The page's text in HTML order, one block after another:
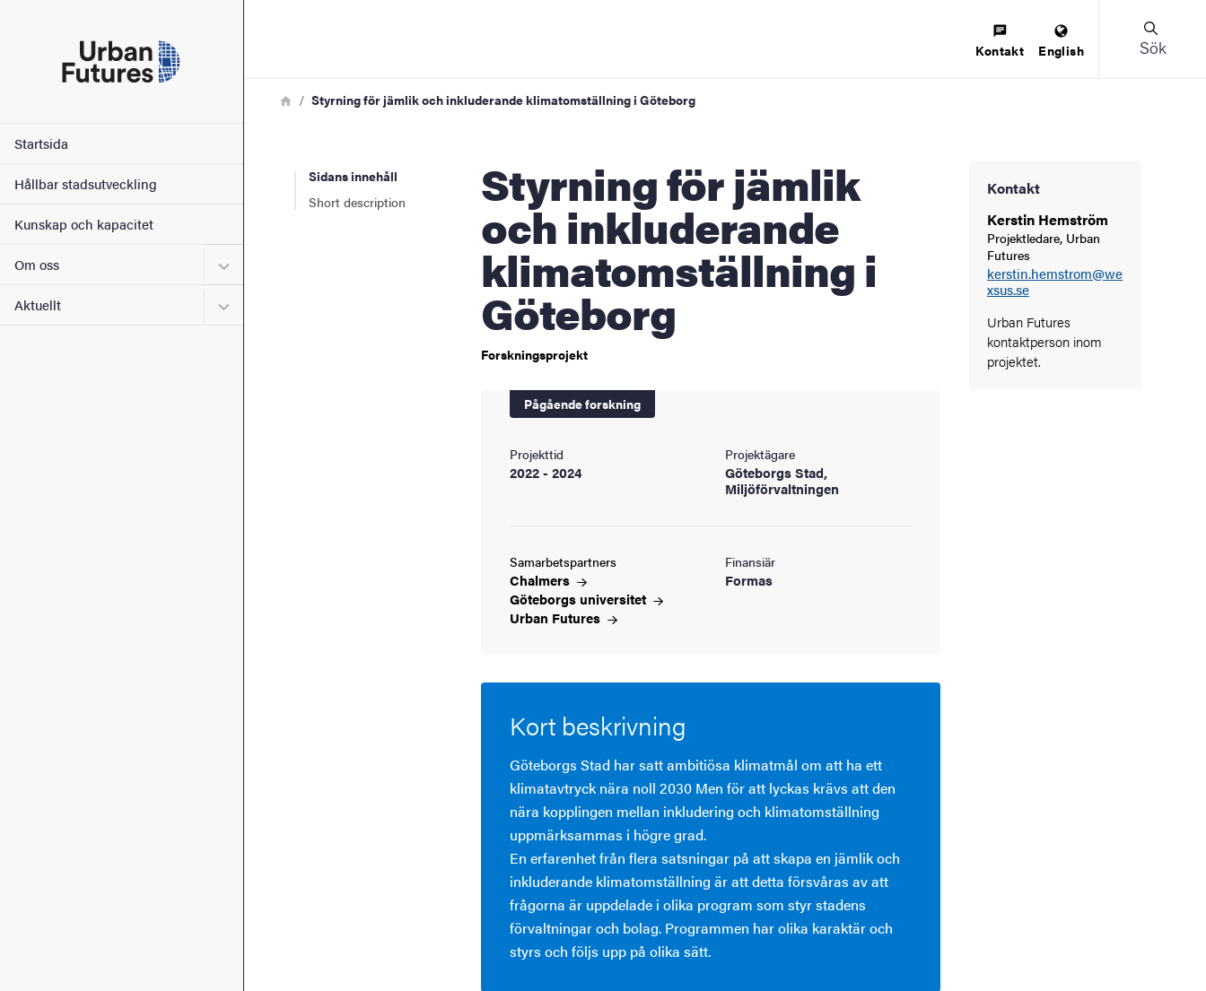
Sidfoten
Om webbplatsen
Huvudmeny
Startsida
Hållbar stadsutveckling
Kunskap och kapacitet
Om oss Undermeny för Om oss
Aktuellt Undermeny för Aktuellt
Kontakt English Sök
LänkstigHemStyrning för jämlik och inkluderande klimatomställning i Göteborg
Sidans innehåll
Short description
Styrning för jämlik
och inkluderande
klimatomställning i
Göteborg
Forskningsprojekt
Pågående forskning
Projekttid
2022 - 2024
Projektägare
Göteborgs Stad,
Miljöförvaltningen
Samarbetspartners
Chalmers
Göteborgs universitet
Urban Futures
Finansiär
Formas
Kort beskrivning
Göteborgs Stad har satt ambitiösa klimatmål om att ha ett
klimatavtryck nära noll 2030 Men för att lyckas krävs att den
nära kopplingen mellan inkludering och klimatomställning
uppmärksammas i högre grad.
En erfarenhet från flera satsningar på att skapa en jämlik och
inkluderande klimatomställning är att detta försvåras av att
frågorna är uppdelade i olika program som styr stadens
förvaltningar och bolag. Programmen har olika karaktär och
styrs och följs upp på olika sätt.
Kontakt
Kerstin Hemström
Projektledare, Urban
Futures
kerstin.hemstrom@we
xsus.se
Urban Futures
kontaktperson inom
projektet.